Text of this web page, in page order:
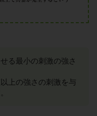
る最小の刺激の強さ
上の強さの刺激を与